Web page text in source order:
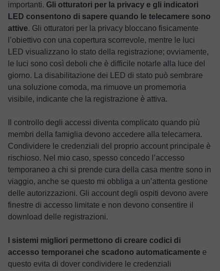
importanti. Gli otturatori per la privacy e gli indicatori
LED consentono di sapere quando le telecamere sono
attive. Gli otturatori per la privacy bloccano fisicamente
l’obiettivo con una copertura scorrevole, mentre le luci
LED visualizzano lo stato della registrazione; ovviamente,
le luci sono così deboli che è difficile notarle alla luce del
giorno. La disabilitazione dei LED di stato può sembrare
una soluzione comoda, ma rimuove un promemoria
visibile, indicante che la registrazione è attiva.
Il controllo degli accessi diventa complicato quando più
membri della famiglia devono accedere alla telecamera.
Condividere le credenziali del proprio account principale è
rischioso. Nel mio caso, spesso concedo l’accesso
temporaneo a chi si prende cura della casa mentre sono in
viaggio, anche se questo mi obbliga a un’attenta gestione
delle autorizzazioni. Gli account degli ospiti devono avere
finestre di accesso limitate e non devono consentire il
download delle registrazioni.
I sistemi migliori permettono di creare codici di
accesso temporanei che scadono automaticamente e
questo evita di dover condividere le credenziali